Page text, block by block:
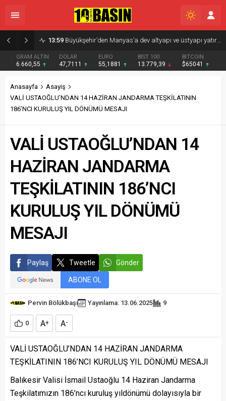
13:59 Büyükşehir’den Manyas’a dev altyapı ve üstyapı yatırımı
GRAM ALTIN
6.660,55
DOLAR
47,7111
EURO
55,1881
BIST 100
13.779,39
BITCOIN
$65041
Anasayfa
Asayiş
VALİ USTAOĞLU’NDAN 14 HAZİRAN JANDARMA TEŞKİLATININ
186’NCI KURULUŞ YIL DÖNÜMÜ MESAJI
VALİ USTAOĞLU’NDAN 14
HAZİRAN JANDARMA
TEŞKİLATININ 186’NCI
KURULUŞ YIL DÖNÜMÜ
MESAJI
Paylaş Tweetle Gönder
ABONE OL
Pervin Bölükbaşı Yayınlama: 13.06.2025 9
0 A+ A-
VALİ USTAOĞLU’NDAN 14 HAZİRAN JANDARMA
TEŞKİLATININ 186’NCI KURULUŞ YIL DÖNÜMÜ MESAJI
Balıkesir Valisi İsmail Ustaoğlu 14 Haziran Jandarma
Teşkilatımızın 186’ncı kuruluş yıldönümü dolayısıyla bir